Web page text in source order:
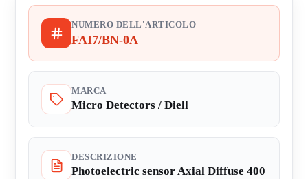
NUMERO DELL'ARTICOLO
FAI7/BN-0A
MARCA
Micro Detectors / Diell
DESCRIZIONE
Photoelectric sensor Axial Diffuse 400